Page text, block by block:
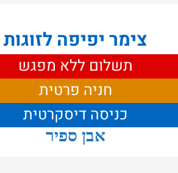
צימר יפיפה לזוגות
תשלום ללא מפגש
חניה פרטית
כניסה דיסקרטית
אבן ספיר